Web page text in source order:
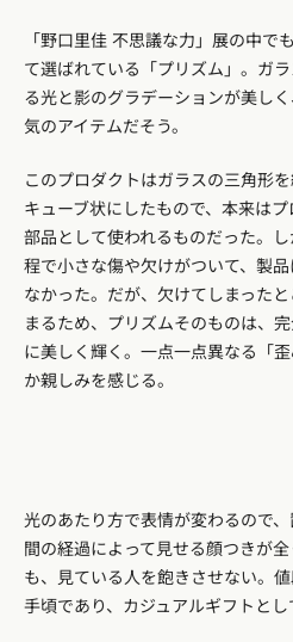
「野口里佳 不思議な力」展の中で
て選ばれている「プリズム」。ガ
る光と影のグラデーションが美し
気のアイテムだそう。
このプロダクトはガラスの三角形
キューブ状にしたもので、本来は
部品として使われるものだった。
程で小さな傷や欠けがついて、製
なかった。だが、欠けてしまった
まるため、プリズムそのものは、
に美しく輝く。一点一点異なる「
か親しみを感じる。
光のあたり方で表情が変わるので
間の経過によって見せる顔つきが
も、見ている人を飽きさせない。
手頃であり、カジュアルギフトとし